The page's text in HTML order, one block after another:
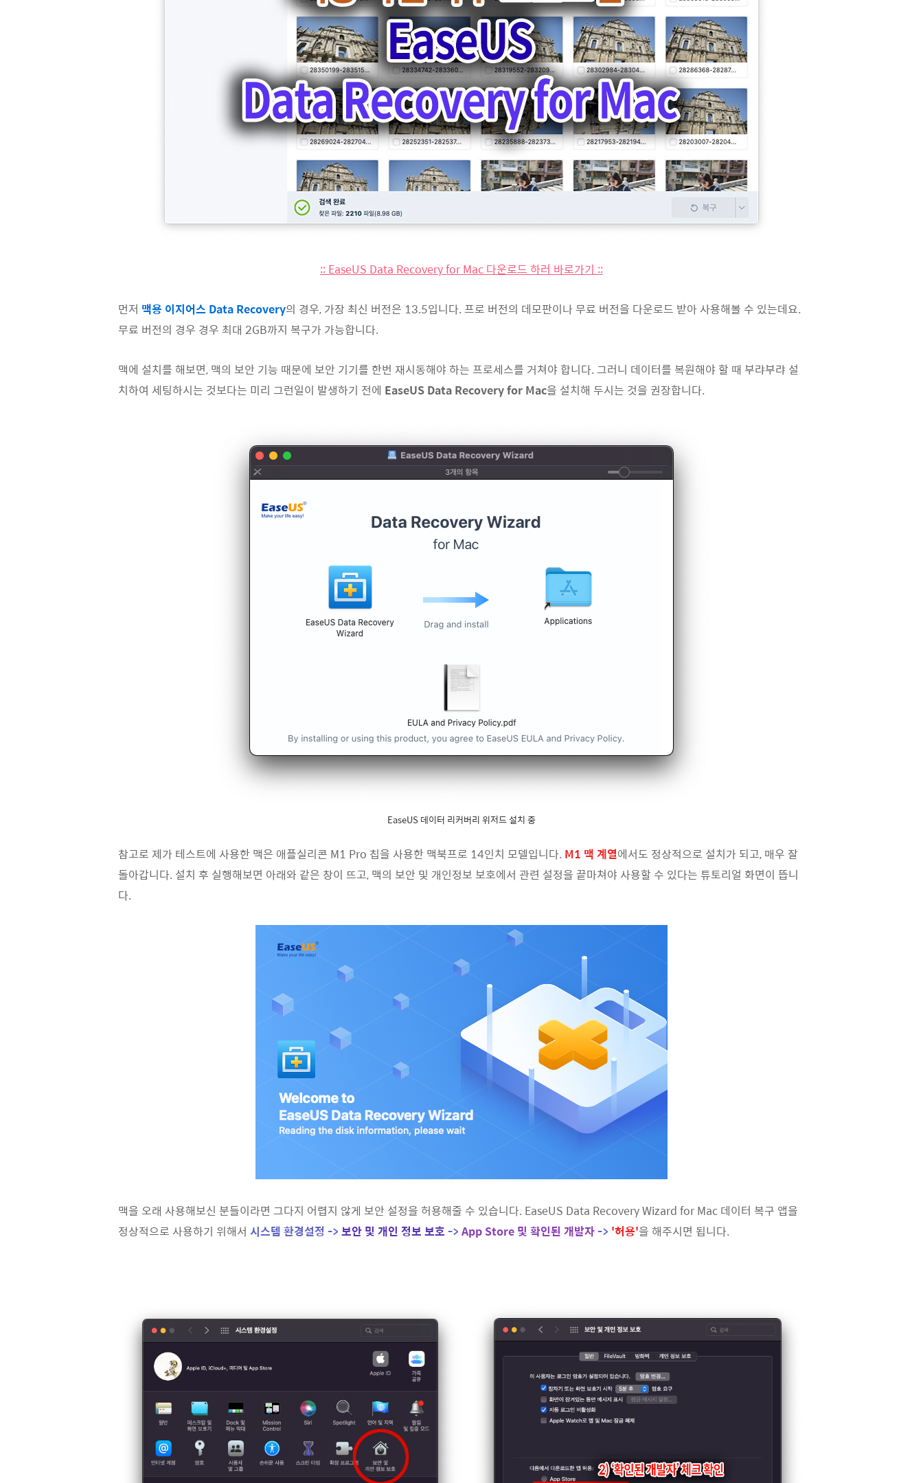
:: EaseUS Data Recovery for Mac 다운로드 하러 바로가기 ::
먼저 맥용 이지어스 Data Recovery의 경우, 가장 최신 버전은 13.5입니다. 프로 버전의 데모판이나 무료 버전을 다운로드 받아 사용해볼 수 있는데요.
무료 버전의 경우 경우 최대 2GB까지 복구가 가능합니다.
맥에 설치를 해보면, 맥의 보안 기능 때문에 보안 기기를 한번 재시동해야 하는 프로세스를 거쳐야 합니다. 그러니 데이터를 복원해야 할 때 부랴부랴 설
치하여 세팅하시는 것보다는 미리 그런일이 발생하기 전에 EaseUS Data Recovery for Mac을 설치해 두시는 것을 권장합니다.
EaseUS 데이터 리커버리 위저드 설치 중
참고로 제가 테스트에 사용한 맥은 애플실리콘 M1 Pro 칩을 사용한 맥북프로 14인치 모델입니다. M1 맥 계열에서도 정상적으로 설치가 되고, 매우 잘
돌아갑니다. 설치 후 실행해보면 아래와 같은 창이 뜨고, 맥의 보안 및 개인정보 보호에서 관련 설정을 끝마쳐야 사용할 수 있다는 튜토리얼 화면이 뜹니
다.
맥을 오래 사용해보신 분들이라면 그다지 어렵지 않게 보안 설정을 허용해줄 수 있습니다. EaseUS Data Recovery Wizard for Mac 데이터 복구 앱을
정상적으로 사용하기 위해서 시스템 환경설정 -> 보안 및 개인 정보 보호 -> App Store 및 확인된 개발자-> '허용'을 해주시면 됩니다.